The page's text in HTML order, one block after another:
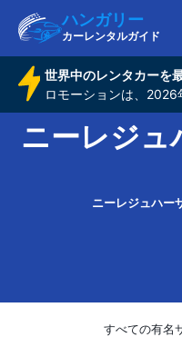
ハンガリー
カーレンタルガイド
世界中のレンタカーを
ロモーションは、2026
ニーレジュ
ニーレジュハー
すべての有名